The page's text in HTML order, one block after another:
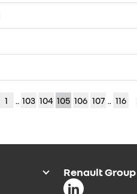
1 .. 103 104 105 106 107 .. 116
Renault